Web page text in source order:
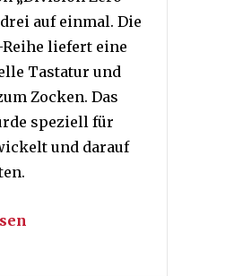
auf einmal. Die
liefert eine
Tastatur und
Zocken. Das
speziell für
und darauf